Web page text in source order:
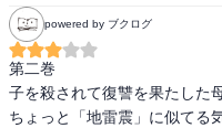
の方針なのだろう。後半は園
食にしていくサイコサスペン
られる犯罪動機を超えた人間
る。倒錯した性行為のような
ものがいいという意味ではあ
powered by ブクログ
第二巻
子を殺されて復讐を果たした
ちょっと「地雷震」に似てる